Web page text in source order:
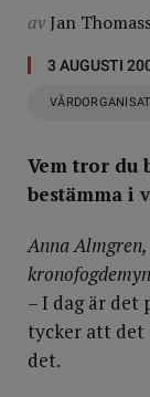
av Jan
3 AUGUSTI
Vem tror du
bestämma i
Anna
– I dag är det
tycker att det
det.